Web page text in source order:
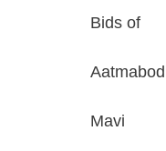
Bids of
Mavi